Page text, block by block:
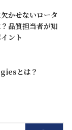
かせないロータ
品質担当者が知
ント
とは？